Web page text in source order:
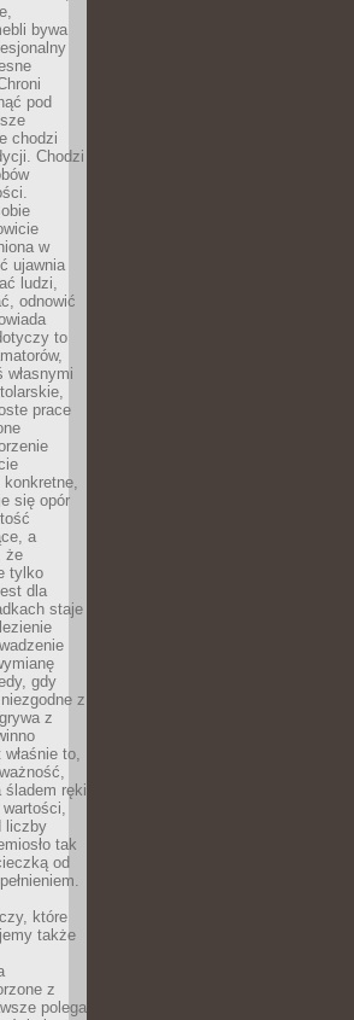
bywa
pod
chodzi
Chodzi
w
ujawnia
ludzi,
odnowić
to
prace
się opór
a
że
tylko
dla
staje
gdy
z
z
to,
śladem ręki
liczby
tak
od
które
także
z
polega